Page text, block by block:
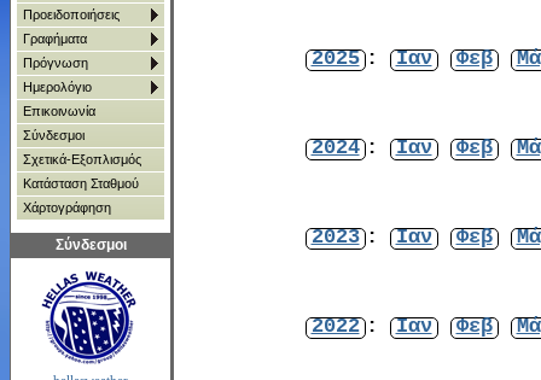
Προειδοποιήσεις
Γραφήματα
Πρόγνωση
Ημερολόγιο
Επικοινωνία
Σύνδεσμοι
Σχετικά-Εξοπλισμός
Κατάσταση Σταθμού
Χάρτoγράφηση
Σύνδεσμοι
2025 : Ιαν Φεβ
2024 : Ιαν Φεβ
2023 : Ιαν Φεβ
2022 : Ιαν Φεβ